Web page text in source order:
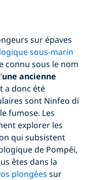
sur épaves
sous-marin
connu sous le nom
une ancienne
a donc été
sont Ninfeo di
fumose. Les
explorer les
qui subsistent
de Pompéi,
êtes dans la
plongées sur